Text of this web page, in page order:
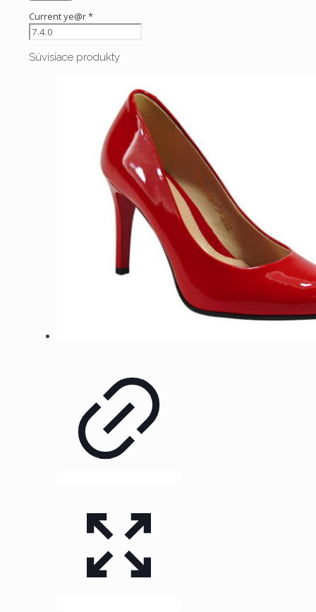
Current ye@r*
Súvisiace produkty